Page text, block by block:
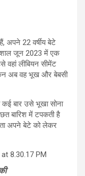
अपने 22 वर्षीय बेटे
जून 2023 में एक
वहां लीबियन सीमेंट
अब वह भूख और बेबसी
कई बार उसे भूखा सोना
बारिश में टपकती है
अपने बेटे को लेकर